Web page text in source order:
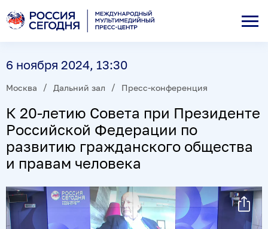
6 ноября 2024, 13:30
Москва Дальний зал Пресс-конференция
К 20-летию Совета при Президенте
Российской Федерации по
развитию гражданского общества
и правам человека